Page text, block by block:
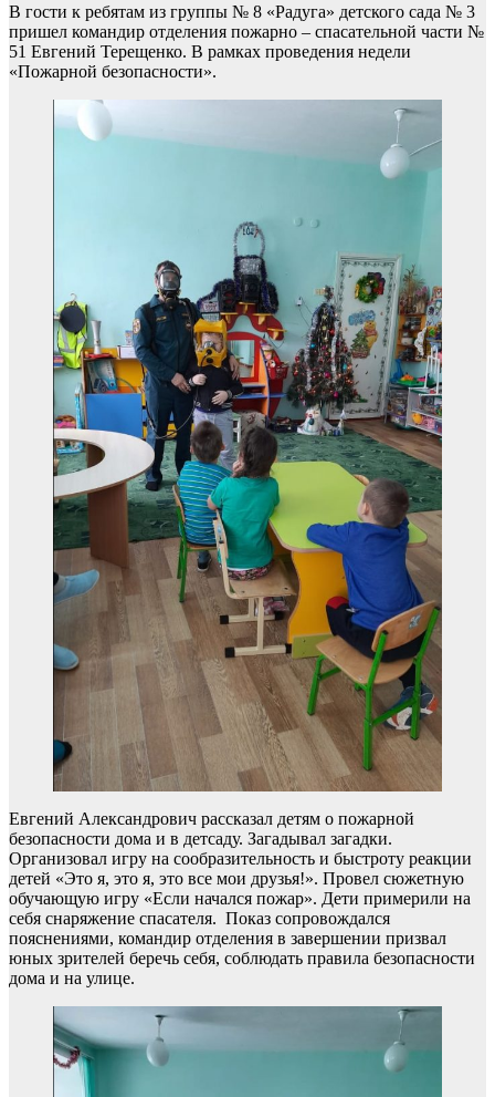
В гости к ребятам из группы № 8 «Радуга» детского сада № 3
пришел командир отделения пожарно – спасательной части №
51 Евгений Терещенко. В рамках проведения недели
«Пожарной безопасности».
Евгений Александрович рассказал детям о пожарной
безопасности дома и в детсаду. Загадывал загадки.
Организовал игру на сообразительность и быстроту реакции
детей «Это я, это я, это все мои друзья!». Провел сюжетную
обучающую игру «Если начался пожар». Дети примерили на
себя снаряжение спасателя. Показ сопровождался
пояснениями, командир отделения в завершении призвал
юных зрителей беречь себя, соблюдать правила безопасности
дома и на улице.